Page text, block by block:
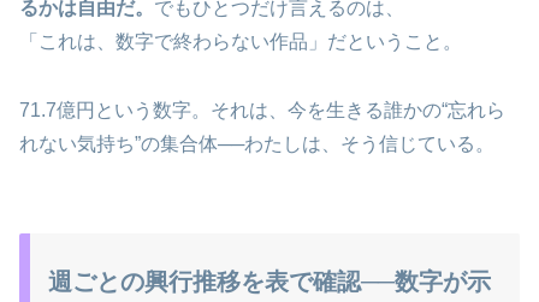
るかは自由だ。 でもひとつだけ言えるのは、
「これは、数字で終わらない作品」だということ。
71.7億円という数字。それは、今を生きる誰かの“忘れら
れない気持ち”の集合体──わたしは、そう信じている。
週ごとの興行推移を表で確認──数字が示